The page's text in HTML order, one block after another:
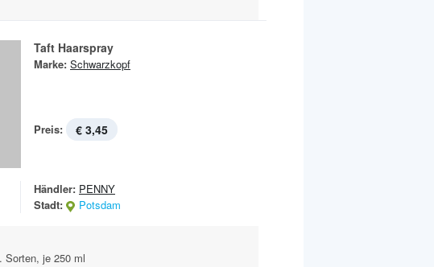
Taft Haarspray
Marke: Schwarzkopf
Preis: € 3,45
Händler: PENNY
Stadt:
Potsdam
Sorten, je 250 ml